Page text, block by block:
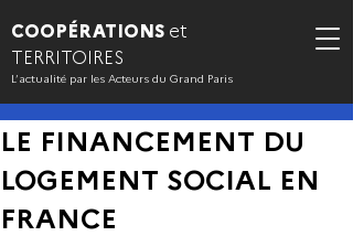
L’actualité par les Acteurs du Grand Paris
COOPÉRATIONS et
TERRITOIRES
LE FINANCEMENT DU
LOGEMENT SOCIAL EN
FRANCE